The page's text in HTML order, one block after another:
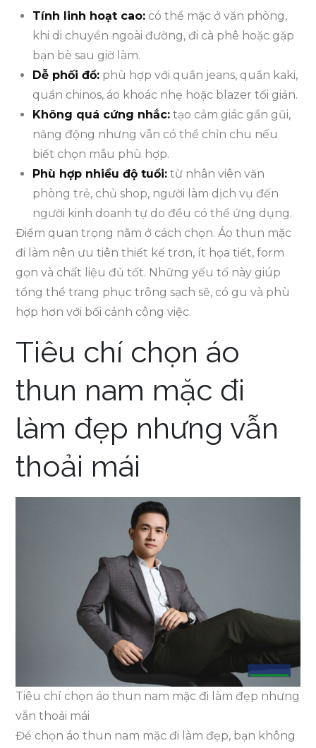
Tính linh hoạt cao: có thể mặc ở văn phòng,
khi di chuyển ngoài đường, đi cà phê hoặc gặp
bạn bè sau giờ làm.
Dễ phối đồ: phù hợp với quần jeans, quần kaki,
quần chinos, áo khoác nhẹ hoặc blazer tối giản.
Không quá cứng nhắc: tạo cảm giác gần gũi,
năng động nhưng vẫn có thể chỉn chu nếu
biết chọn mẫu phù hợp.
Phù hợp nhiều độ tuổi: từ nhân viên văn
phòng trẻ, chủ shop, người làm dịch vụ đến
người kinh doanh tự do đều có thể ứng dụng.
Điểm quan trọng nằm ở cách chọn. Áo thun mặc
đi làm nên ưu tiên thiết kế trơn, ít họa tiết, form
gọn và chất liệu đủ tốt. Những yếu tố này giúp
tổng thể trang phục trông sạch sẽ, có gu và phù
hợp hơn với bối cảnh công việc.
Tiêu chí chọn áo
thun nam mặc đi
làm đẹp nhưng vẫn
thoải mái
Tiêu chí chọn áo thun nam mặc đi làm đẹp nhưng
vẫn thoải mái
Để chọn áo thun nam mặc đi làm đẹp, bạn không